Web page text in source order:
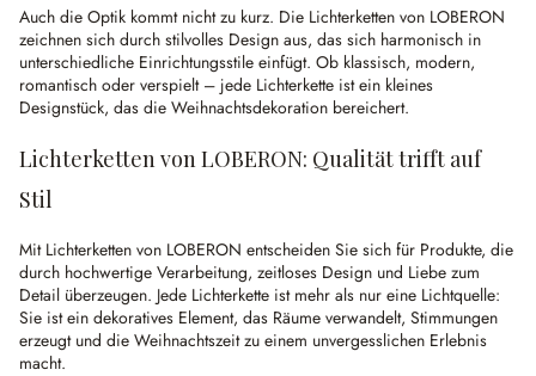
Auch die Optik kommt nicht zu kurz. Die Lichterketten von LOBERON
zeichnen sich durch stilvolles Design aus, das sich harmonisch in
unterschiedliche Einrichtungsstile einfügt. Ob klassisch, modern,
romantisch oder verspielt – jede Lichterkette ist ein kleines
Designstück, das die Weihnachtsdekoration bereichert.
Lichterketten von LOBERON: Qualität trifft auf
Stil
Mit Lichterketten von LOBERON entscheiden Sie sich für Produkte, die
durch hochwertige Verarbeitung, zeitloses Design und Liebe zum
Detail überzeugen. Jede Lichterkette ist mehr als nur eine Lichtquelle:
Sie ist ein dekoratives Element, das Räume verwandelt, Stimmungen
erzeugt und die Weihnachtszeit zu einem unvergesslichen Erlebnis
macht.